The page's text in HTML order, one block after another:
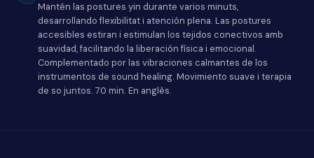
Mantén las postures yin durante varios minuts,
desarrollando flexibilitat i atención plena. Las postures
accesibles estiran i estimulan los tejidos conectivos amb
suavidad, facilitando la liberación física i emocional.
Complementado por las vibraciones calmantes de los
instrumentos de sound healing. Movimiento suave i terapia
de so juntos. 70 min. En anglès.